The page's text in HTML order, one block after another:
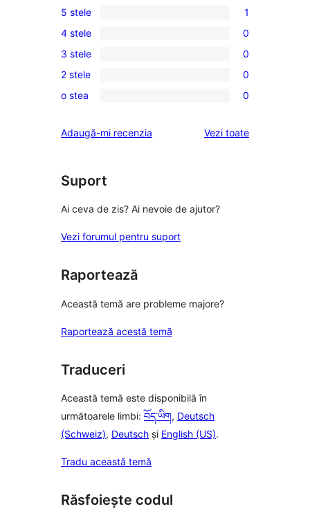
1
5
–
recenzie
(stele)
5 stele 1
0
4
–
recenzii
4 stele 0
0
3
–
(stele)
3 stele 0
0
2
recenzii
2 stele 0
0
–
(stele)
o stea 0
Adaugă-mi recenzia Vezi toaterecenziile
Suport
Ai ceva de zis? Ai nevoie de ajutor?
Vezi forumul pentru suport
Raportează
Această temă are probleme majore?
Raportează acestă temă
Traduceri
Această temă este disponibilă în
următoarele limbi: བོད་ཡིག, Deutsch
(Schweiz), Deutsch și English (US).
Tradu această temă
Răsfoiește codul